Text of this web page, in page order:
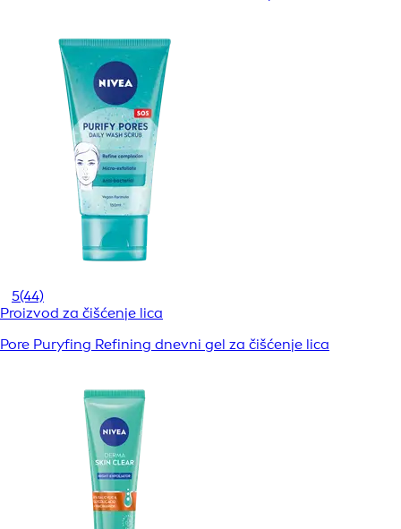
5(44)
Proizvod za čišćenje lica
Pore Puryfing Refining dnevni gel za čišćenje lica